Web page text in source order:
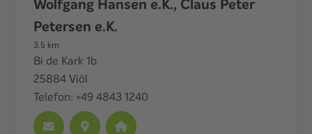
Wolfgang Hansen e.K., Claus Peter
Petersen e.K.
3.5 km
Bi de Kark 1b
25884 Viöl
Telefon: +49 4843 1240